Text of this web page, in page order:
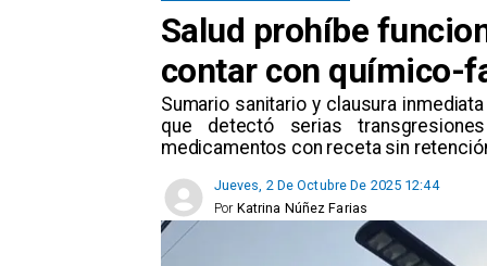
Salud prohíbe
contar con químico-
​Sumario sanitario y clausura
que detectó serias
medicamentos con receta sin
Jueves, 2 De Octubre De 2025 12:44
Katrina Núñez Farias
Por